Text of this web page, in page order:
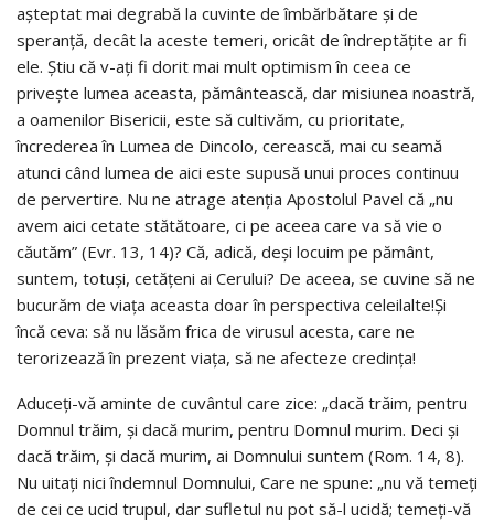
așteptat mai degrabă la cuvinte de îmbărbătare și de
speranță, decât la aceste temeri, oricât de îndreptățite ar fi
ele. Știu că v-ați fi dorit mai mult optimism în ceea ce
privește lumea aceasta, pământească, dar misiunea noastră,
a oamenilor Bisericii, este să cultivăm, cu prioritate,
încrederea în Lumea de Dincolo, cerească, mai cu seamă
atunci când lumea de aici este supusă unui proces continuu
de pervertire. Nu ne atrage atenția Apostolul Pavel că „nu
avem aici cetate stătătoare, ci pe aceea care va să vie o
căutăm” (Evr. 13, 14)? Că, adică, deși locuim pe pământ,
suntem, totuși, cetățeni ai Cerului? De aceea, se cuvine să ne
bucurăm de viața aceasta doar în perspectiva celeilalte!Și
încă ceva: să nu lăsăm frica de virusul acesta, care ne
terorizează în prezent viața, să ne afecteze credința!
Aduceți-vă aminte de cuvântul care zice: „dacă trăim, pentru
Domnul trăim, și dacă murim, pentru Domnul murim. Deci și
dacă trăim, și dacă murim, ai Domnului suntem (Rom. 14, 8).
Nu uitați nici îndemnul Domnului, Care ne spune: „nu vă temeți
de cei ce ucid trupul, dar sufletul nu pot să-l ucidă; temeți-vă